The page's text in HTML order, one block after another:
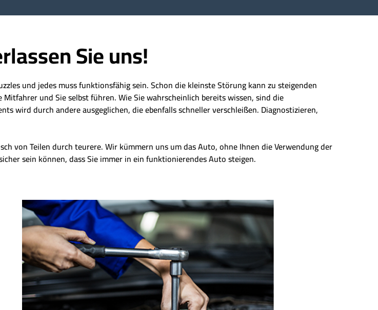
Sie uns!
und jedes muss funktionsfähig sein. Schon die kleinste Störung kann zu steigenden
und Sie selbst führen. Wie Sie wahrscheinlich bereits wissen, sind die
wird durch andere ausgeglichen, die ebenfalls schneller verschleißen. Diagnostizieren,
von Teilen durch teurere. Wir kümmern uns um das Auto, ohne Ihnen die Verwendung der
sein können, dass Sie immer in ein funktionierendes Auto steigen.